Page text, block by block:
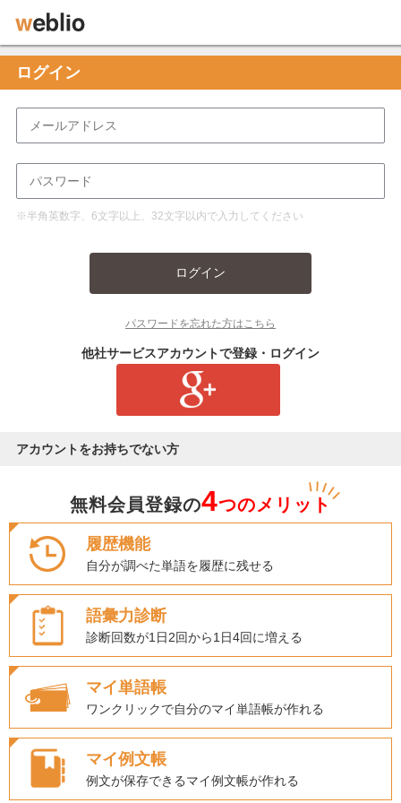
ログイン
※半角英数字、6文字以上、32文字以内で入力してください
ログイン
パスワードを忘れた方はこちら
他社サービスアカウントで登録・ログイン
アカウントをお持ちでない方
無料会員登録の4つのメリット
履歴機能
自分が調べた単語を履歴に残せる
語彙力診断
診断回数が1日2回から1日4回に増える
マイ単語帳
ワンクリックで自分のマイ単語帳が作れる
マイ例文帳
例文が保存できるマイ例文帳が作れる